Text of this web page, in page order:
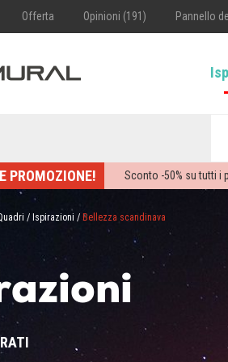
Offerta Opinioni (191) Pannello
PROMOZIONE! Sconto -50% su tutti i
/ Ispirazioni / Bellezza scandinava